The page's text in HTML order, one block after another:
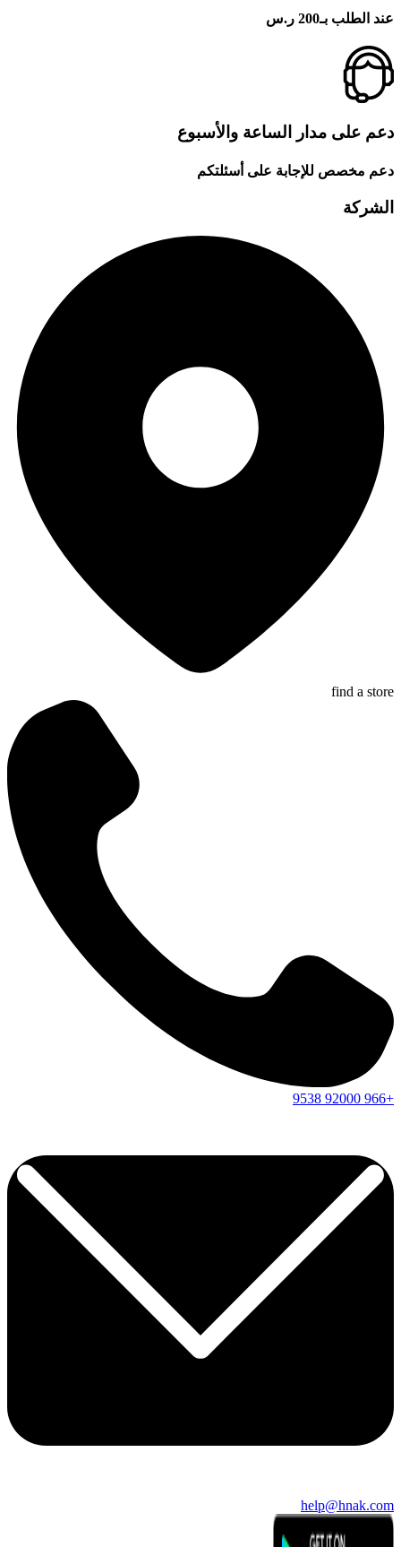
عند الطلب بـ200 ر.س
دعم على مدار الساعة والأسبوع
دعم مخصص للإجابة على أسئلتكم
الشركة
find a store
+966
92000
9538
help@hnak.com